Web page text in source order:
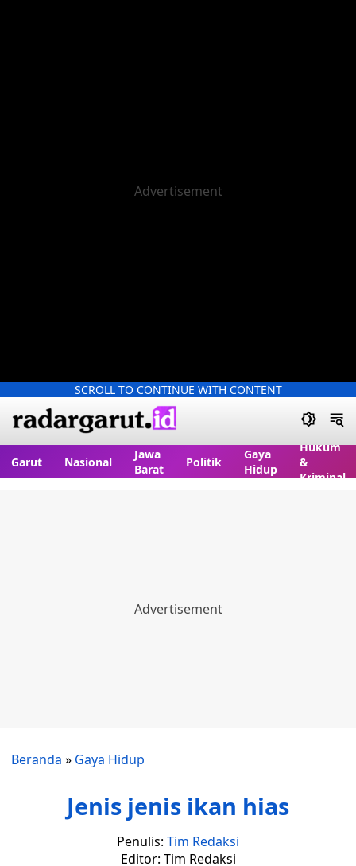
SCROLL TO CONTINUE WITH CONTENT
Garut Nasional
Jawa
Barat
Politik
Gaya
Hidup
Hukum
&
Kriminal
Beranda » Gaya Hidup
Jenis jenis ikan hias
Penulis: Tim Redaksi
Editor: Tim Redaksi